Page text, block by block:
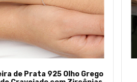
de Prata 925 Olho Grego